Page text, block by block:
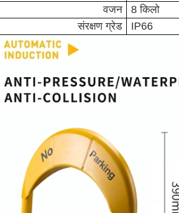
वजन
8 किलो
संरक्षण ग्रेड
IP66